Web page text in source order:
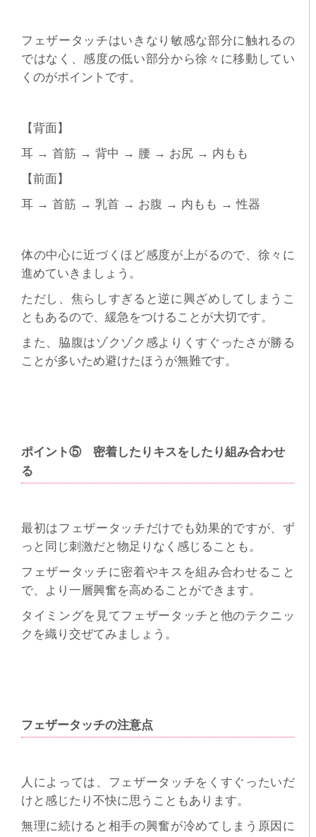
フェザータッチはいきなり敏感な部分に触れるの
ではなく、感度の低い部分から徐々に移動してい
くのがポイントです。
【背面】
耳 → 首筋 → 背中 → 腰 → お尻 → 内もも
【前面】
耳 → 首筋 → 乳首 → お腹 → 内もも → 性器
体の中心に近づくほど感度が上がるので、徐々に
進めていきましょう。
ただし、焦らしすぎると逆に興ざめしてしまうこ
ともあるので、緩急をつけることが大切です。
また、脇腹はゾクゾク感よりくすぐったさが勝る
ことが多いため避けたほうが無難です。
ポイント⑤ 密着したりキスをしたり組み合わせ
る
最初はフェザータッチだけでも効果的ですが、ず
っと同じ刺激だと物足りなく感じることも。
フェザータッチに密着やキスを組み合わせること
で、より一層興奮を高めることができます。
タイミングを見てフェザータッチと他のテクニッ
クを織り交ぜてみましょう。
フェザータッチの注意点
人によっては、フェザータッチをくすぐったいだ
けと感じたり不快に思うこともあります。
無理に続けると相手の興奮が冷めてしまう原因に